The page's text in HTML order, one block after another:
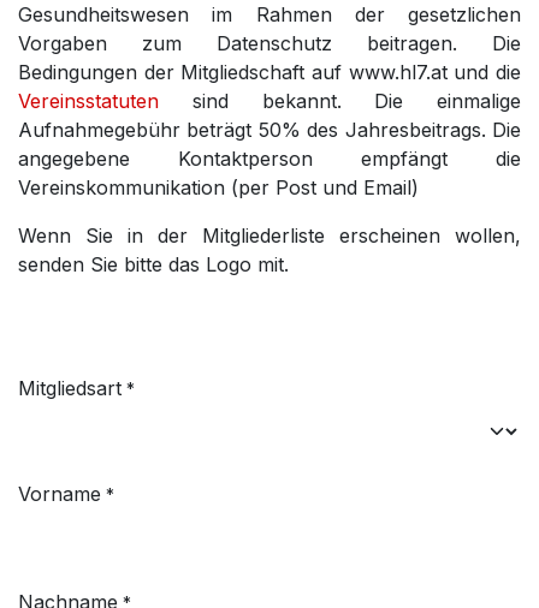
Gesundheitswesen im Rahmen der gesetzlichen
Vorgaben zum Datenschutz beitragen. Die
Bedingungen der Mitgliedschaft auf www.hl7.at und die
Vereinsstatuten sind bekannt. Die einmalige
Aufnahmegebühr beträgt 50% des Jahresbeitrags. Die
angegebene Kontaktperson empfängt die
Vereinskommunikation (per Post und Email)
Wenn Sie in der Mitgliederliste erscheinen wollen,
senden Sie bitte das Logo mit.
Mitgliedsart *
Vorname *
Nachname *